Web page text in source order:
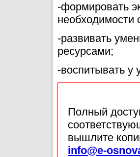
-формировать
необходимости
-развивать
ресурсами;
-воспитывать у
Полный
вышлите
info@e-